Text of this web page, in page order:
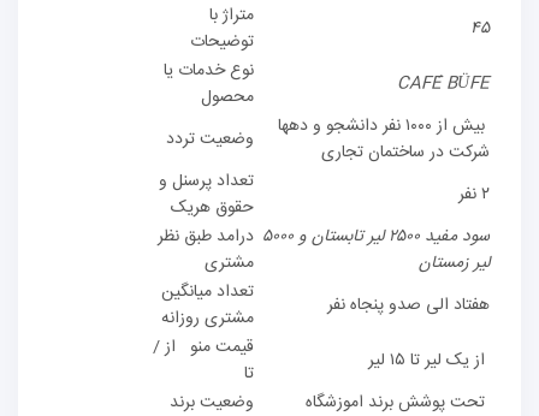
۴۵
متراژ با
توضیحات
CAFÉ BÜFE
نوع خدمات یا
محصول
بیش از ۱۰۰۰ نفر دانشجو و دهها
شرکت در ساختمان تجاری
وضعیت تردد
۲ نفر
تعداد پرسنل و
حقوق هریک
سود مفید ۲۵۰۰ لیر تابستان و ۵۰۰۰
لیر زمستان
درامد طبق نظر
مشتری
هفتاد الی صدو پنجاه نفر
تعداد میانگین
مشتری روزانه
از یک لیر تا ۱۵ لیر
قیمت منو از /
تا
تحت پوشش برند اموزشگاه
وضعیت برند